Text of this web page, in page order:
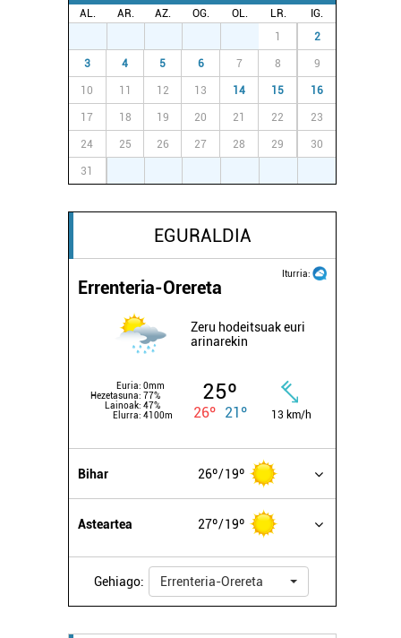
AL. AR. AZ. OG. OL. LR.
IG.
1 2
3 4 5 6 7 8 9
10 11 12 13 14 15 16
17 18 19 20 21 22 23
24 25 26 27 28 29 30
31
EGURALDIA
Iturria:
Errenteria-Orereta
Zeru hodeitsuak euri
arinarekin
Euria: 0mm
Hezetasuna: 77%
Lainoak: 47%
Elurra: 4100m
25º
26º 21º 13 km/h
Bihar 26º 19º
Asteartea 27º 19º
Gehiago: Errenteria-Orereta